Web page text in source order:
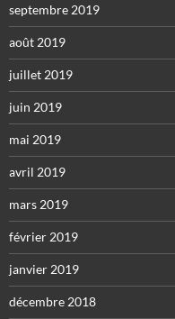
septembre 2019
août 2019
juillet 2019
juin 2019
mai 2019
avril 2019
mars 2019
février 2019
janvier 2019
décembre 2018